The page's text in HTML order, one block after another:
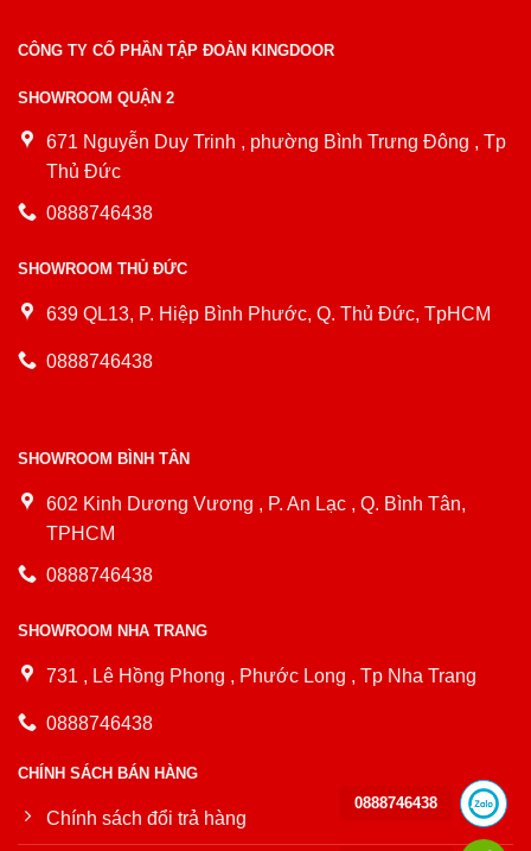
CÔNG TY CỔ PHẦN TẬP ĐOÀN KINGDOOR
SHOWROOM QUẬN 2
671 Nguyễn Duy Trinh , phường Bình Trưng Đông , Tp
Thủ Đức
0888746438
SHOWROOM THỦ ĐỨC
639 QL13, P. Hiệp Bình Phước, Q. Thủ Đức, TpHCM
0888746438
SHOWROOM BÌNH TÂN
602 Kinh Dương Vương , P. An Lạc , Q. Bình Tân,
TPHCM
0888746438
SHOWROOM NHA TRANG
731 , Lê Hồng Phong , Phước Long , Tp Nha Trang
0888746438
CHÍNH SÁCH BÁN HÀNG
Chính sách đổi trả hàng
0888746438